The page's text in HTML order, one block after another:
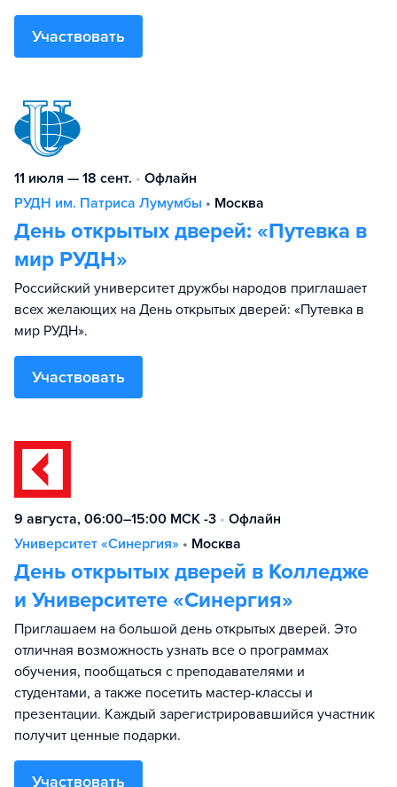
Участвовать
11 июля — 18 сент. • Офлайн
РУДН им. Патриса Лумумбы • Москва
День открытых дверей: «Путевка в
мир РУДН»
Российский университет дружбы народов приглашает
всех желающих на День открытых дверей: «Путевка в
мир РУДН».
Участвовать
9 августа, 06:00–15:00 МСК -3 • Офлайн
Университет «Синергия» • Москва
День открытых дверей в Колледже
и Университете «Синергия»
Приглашаем на большой день открытых дверей. Это
отличная возможность узнать все о программах
обучения, пообщаться с преподавателями и
студентами, а также посетить мастер-классы и
презентации. Каждый зарегистрировавшийся участник
получит ценные подарки.
Участвовать